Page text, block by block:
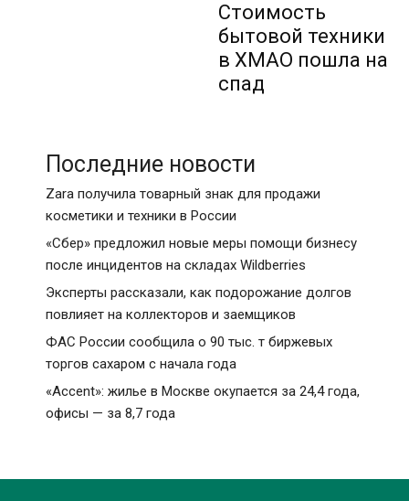
Стоимость
бытовой техники
в ХМАО пошла на
спад
Последние новости
Zara получила товарный знак для продажи
косметики и техники в России
«Сбер» предложил новые меры помощи бизнесу
после инцидентов на складах Wildberries
Эксперты рассказали, как подорожание долгов
повлияет на коллекторов и заемщиков
ФАС России сообщила о 90 тыс. т биржевых
торгов сахаром с начала года
«Accent»: жилье в Москве окупается за 24,4 года,
офисы — за 8,7 года